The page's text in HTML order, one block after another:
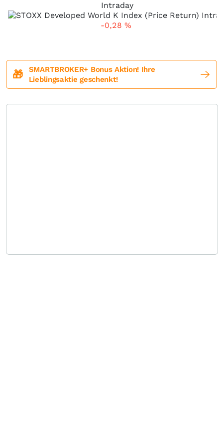
Intraday
-0,28 %
🎁
SMARTBROKER+ Bonus Aktion! Ihre
Lieblingsaktie geschenkt!